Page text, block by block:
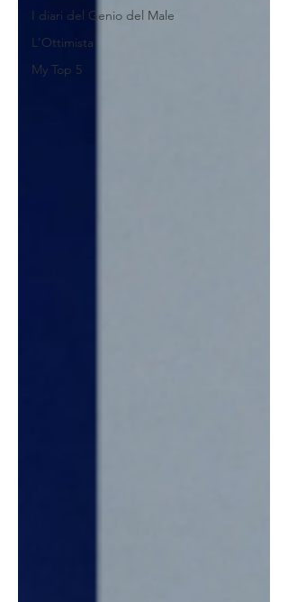
I diari del Genio del Male
L'Ottimista
My Top 5